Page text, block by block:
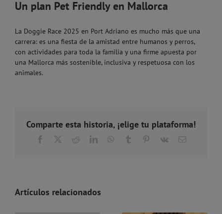
Un plan Pet Friendly en Mallorca
La Doggie Race 2025 en Port Adriano es mucho más que una
carrera: es una fiesta de la amistad entre humanos y perros,
con actividades para toda la familia y una firme apuesta por
una Mallorca más sostenible, inclusiva y respetuosa con los
animales.
Comparte esta historia, ¡elige tu plataforma!
Facebook RedditLinkedInWhatsApp
Tumblr Pinterest
Vk
Correo
Artículos relacionados